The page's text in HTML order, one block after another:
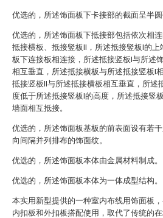
优选的，所述饰面板下卡接部的截面呈半圆
优选的，所述饰面板下抵接部包括依次相连
抵接横板、抵接竖板II，所述抵接竖板I的上
板下连接板相连接，所述抵接竖板I与所述
相互垂直，所述抵接横板与所述抵接竖板I
抵接竖板II与所述抵接横板相互垂直，所述
度低于所述抵接竖板I的高度，所述抵接竖
墙面相互抵接。
优选的，所述饰面板基板的前表面设有若
向间隔并列排布的饰面纹。
优选的，所述饰面板本体由金属材料制成。
优选的，所述饰面板本体为一体成型结构。
本实用新型提供的一种室内布线用饰面板，
内扣板和外扣板搭配使用，取代了传统的